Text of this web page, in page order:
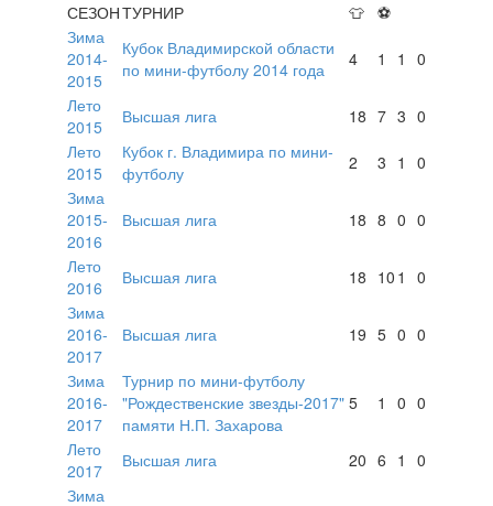
СЕЗОНТУРНИР 👕 ⚽
Зима
2014-
2015
Кубок Владимирской области
по мини-футболу 2014 года
4 1 1 0
Лето
2015
Высшая лига 18 7 3 0
Лето
2015
Кубок г. Владимира по мини-
футболу
2 3 1
0
Зима
2015-
2016
Высшая лига 18 8 0 0
Лето
2016
Высшая лига 18 10 1
0
Зима
2016-
2017
Высшая лига 19 5 0 0
Зима
2016-
2017
Турнир по мини-футболу
"Рождественские звезды-2017"
памяти Н.П. Захарова
5 1 0 0
Лето
2017
Высшая лига 20 6 1
0
Зима